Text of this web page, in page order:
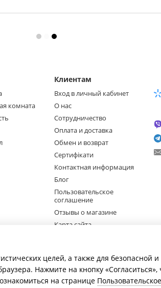
комната
Клиентам
Вход в личный кабинет
О нас
Сотрудничество
Оплата и доставка
Обмен и возврат
Сертифікати
Контактная информация
Блог
Пользовательское
соглашение
Отзывы о магазине
Карта сайта
целей, а также для безопасной
Нажмите на кнопку «Согласиться»,
на странице